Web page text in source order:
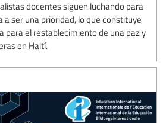
docentes siguen luchando para
a ser una prioridad, lo que constituye
para el restablecimiento de una paz y
en Haití.